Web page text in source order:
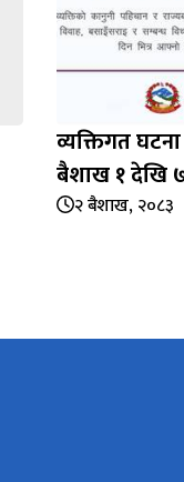
व्यक्तिगत
बैशाख १ देखि
२ बैशाख, २०८३